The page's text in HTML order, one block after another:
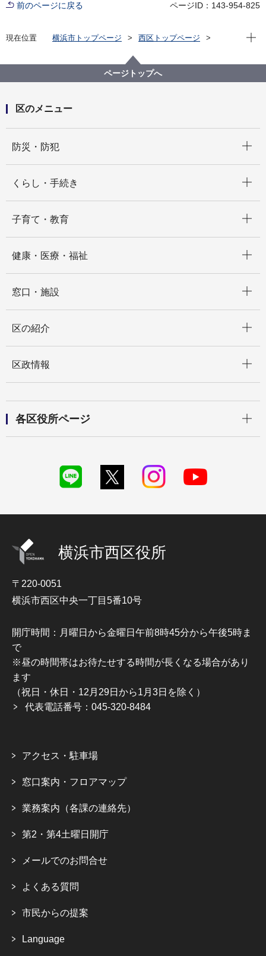
前のページに戻る ページID：143-954-825
現在位置 横浜市トップページ
西区トップページ
温故知新！西区てくてくスケッチ
温故知新！西区てくてくスケッチ：第二十四回 保土ケ
谷道その①
現在
ページトップへ
区のメニュー
防災・防犯
くらし・手続き
子育て・教育
健康・医療・福祉
窓口・施設
区の紹介
区政情報
各区役所ページ
横浜市西区役所
〒220-0051
横浜市西区中央一丁目5番10号
開庁時間：月曜日から金曜日午前8時45分から午後5時ま
で
※昼の時間帯はお待たせする時間が長くなる場合があり
ます
（祝日・休日・12月29日から1月3日を除く）
代表電話番号：045-320-8484
アクセス・駐車場
窓口案内・フロアマップ
業務案内（各課の連絡先）
第2・第4土曜日開庁
メールでのお問合せ
よくある質問
市民からの提案
Language